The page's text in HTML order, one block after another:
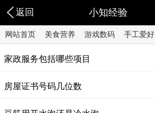
返回 小知经验
网站首页 美食营养 游戏数码 手工爱好
家政服务包括哪些项目
房屋证书号码几位数